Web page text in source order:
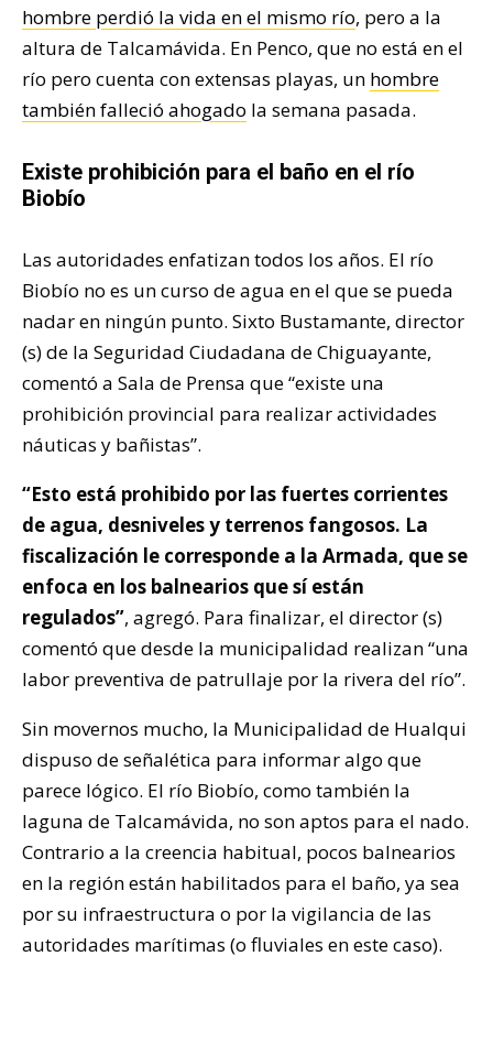
hombre perdió la vida en el mismo río, pero a la
altura de Talcamávida. En Penco, que no está en el
río pero cuenta con extensas playas, un hombre
también falleció ahogado la semana pasada.
Existe prohibición para el baño en el río
Biobío
Las autoridades enfatizan todos los años. El río
Biobío no es un curso de agua en el que se pueda
nadar en ningún punto. Sixto Bustamante, director
(s) de la Seguridad Ciudadana de Chiguayante,
comentó a Sala de Prensa que “existe una
prohibición provincial para realizar actividades
náuticas y bañistas”.
“Esto está prohibido por las fuertes corrientes
de agua, desniveles y terrenos fangosos. La
fiscalización le corresponde a la Armada, que se
enfoca en los balnearios que sí están
regulados”, agregó. Para finalizar, el director (s)
comentó que desde la municipalidad realizan “una
labor preventiva de patrullaje por la rivera del río”.
Sin movernos mucho, la Municipalidad de Hualqui
dispuso de señalética para informar algo que
parece lógico. El río Biobío, como también la
laguna de Talcamávida, no son aptos para el nado.
Contrario a la creencia habitual, pocos balnearios
en la región están habilitados para el baño, ya sea
por su infraestructura o por la vigilancia de las
autoridades marítimas (o fluviales en este caso).